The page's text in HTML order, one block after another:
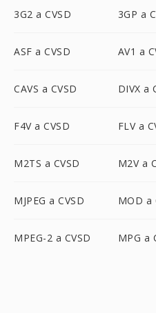
3G2 a CVSD 3GP a
ASF a CVSD AV1 a
CAVS a CVSD DIVX a
F4V a CVSD FLV a
M2TS a CVSD M2V a
MJPEG a CVSD MOD a
MPEG-2 a CVSD MPG a